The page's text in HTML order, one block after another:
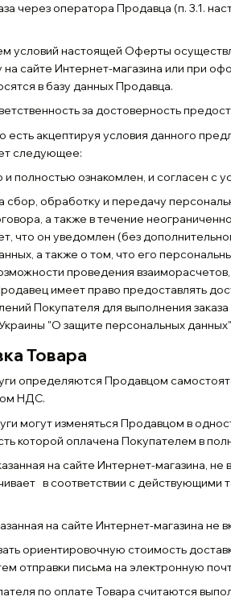
через оператора Продавца (п. 3.1.
условий настоящей Оферты
сайте Интернет-магазина или при
в базу данных Продавца.
за достоверность
есть акцептируя условия данного
следующее:
и полностью ознакомлен, и согласен с
сбор, обработку и передачу
а также в течение
что он уведомлен (без
а также о том, что его
проведения
имеет право предоставлять
Покупателя для выполнения
"О защите персональных
Товара
определяются Продавцом
НДС.
могут изменяться Продавцом в
которой оплачена Покупателем в
на сайте Интернет-магазина,
в соответствии с
на сайте Интернет-магазина
ориентировочную стоимость
отправки письма на электронную
по оплате Товара считаются